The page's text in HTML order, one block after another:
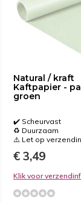
Natural / kraft
Kaftpapier -
groen
✔️ Scheurvast
♻️ Duurzaam
⚠️ Let op
€ 3,49
Klik voor